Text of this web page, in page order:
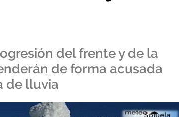
del frente y de la
de forma acusada
de lluvia